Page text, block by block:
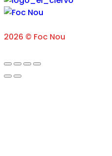
2026 © Foc Nou